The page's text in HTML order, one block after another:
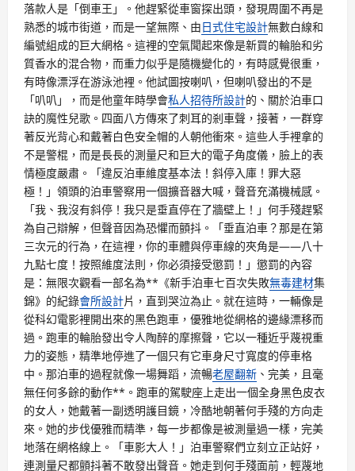
落款人是「倒車王」。他趕緊從車窗探出頭，發現周圍不再是
熟悉的城市街道，而是一望無際、由日式住宅設計無數白線和
編號組成的巨大網格。這裡的空氣聞起來像是新買的輪胎和劣
質香水的混合物，而重力似乎是隨機變化的，有時感覺很重，
有時像漂浮在游泳池裡。他試圖按喇叭，但喇叭發出的不是
「叭叭」，而是他童年時學會私人招待所設計的、關於泊車口
訣的魔性兒歌。四面八方傳來了刺耳的剎車聲，接著，一群穿
著反光背心和戴著白色安全帽的人朝他衝來。這些人手裡拿的
不是警棍，而是長長的測量尺和巨大的電子角度儀，臉上的表
情極度嚴肅。「違反泊車維度基本法！斜停入庫！罪大惡
極！」領頭的泊車警察用一個擴音器大喊，聲音充滿機械感。
「我、我沒有斜停！我只是垂直停在了牆壁上！」何手殘趕緊
為自己辯解，但聲音因為恐懼而顫抖。「垂直泊車？那是在第
三次元的行為，在這裡，你的車體與停車線的夾角是——八十
九點七度！按照維度法則，你必須接受懲罰！」懲罰的內容
是：無限次觀看一部名為**《新手泊車七百次失敗無毒建材集
錦》的紀錄會所設計片，直到哭泣為止。就在這時，一輛像是
從科幻電影裡開出來的黑色跑車，優雅地從網格的邊緣漂移而
過。跑車的輪胎發出令人陶醉的摩擦聲，它以一種近乎蔑視重
力的姿態，精準地停進了一個只有它車身尺寸寬度的停車格
中。那泊車的過程就像一場舞蹈，流暢老屋翻新 、完美，且毫
無任何多餘的動作**。跑車的駕駛座上走出一個全身黑色皮衣
的女人，她戴著一副透明護目鏡，冷酷地朝著何手殘的方向走
來。她的步伐優雅而精準，每一步都像是被測量過一樣，完美
地落在網格線上。「車影大人！」泊車警察們立刻立正站好，
連測量尺都顫抖著不敢發出聲音。她走到何手殘面前，輕蔑地